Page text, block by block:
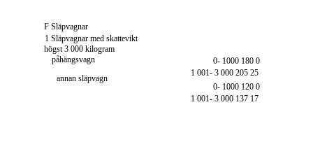
F Släpvagnar
1 Släpvagnar med skattevikt
högst 3 000 kilogram
påhängsvagn
annan släpvagn
0- 1000 180 0
1 001- 3 000 205 25
0- 1000 120 0
1 001- 3 000 137 17